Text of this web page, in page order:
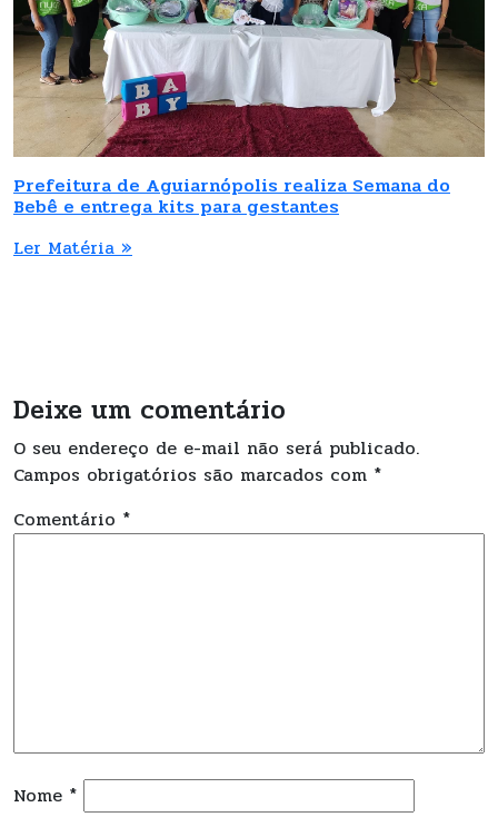
Prefeitura de Aguiarnópolis realiza Semana do
Bebê e entrega kits para gestantes
Ler Matéria »
Deixe um comentário
O seu endereço de e-mail não será publicado.
Campos obrigatórios são marcados com *
Comentário *
Nome *